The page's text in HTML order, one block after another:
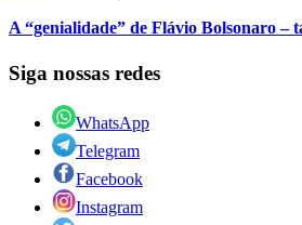
A “genialidade” de Flávio Bolsonaro –
Siga nossas redes
WhatsApp
Telegram
Facebook
Instagram